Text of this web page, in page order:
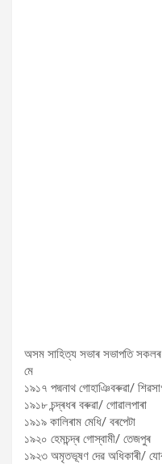
অসম সাহিত্য সভাৰ সভাপতি সকলৰ
মে
১৯১৭ পদ্মনাথ গোহাঞিবৰুৱা/
১৯১৮ চন্দ্ৰধৰ বৰুৱা/ গোৱালপাৰা
১৯১৯ কালিৰাম মেধি/ বৰপেটা
১৯২০ হেমচন্দ্ৰ গোস্বামী/ তেজপুৰ
১৯২৩ অমৃতভূষণ দেৱ অধিকাৰী/